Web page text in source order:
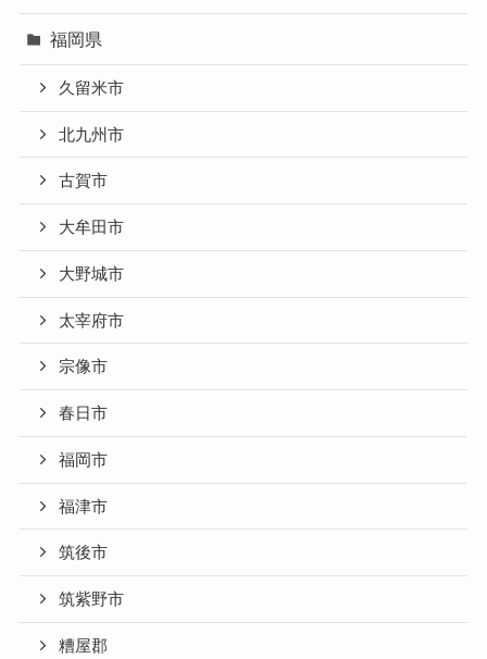
福岡県
久留米市
北九州市
古賀市
大牟田市
大野城市
太宰府市
宗像市
春日市
福岡市
福津市
筑後市
筑紫野市
糟屋郡